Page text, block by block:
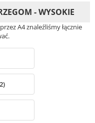
- WYSOKIE
A4 znaleźliśmy łącznie